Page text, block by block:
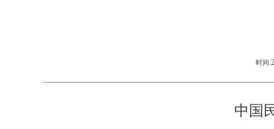
时间:
中国